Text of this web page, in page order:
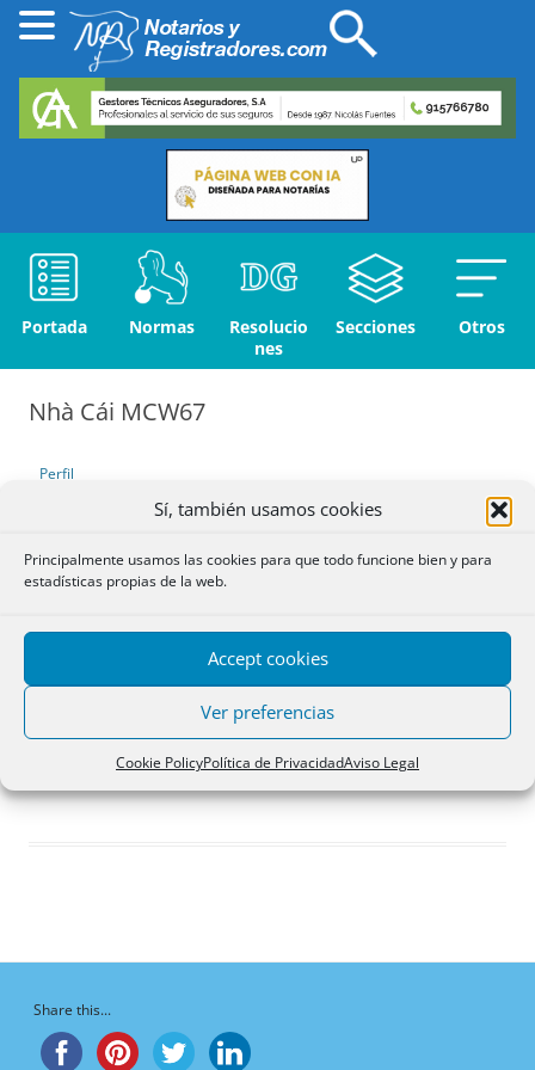
Sí, también usamos cookies
Principalmente usamos las cookies para que todo funcione bien y para
estadísticas propias de la web.
Accept cookies
Ver preferencias
Cookie PolicyPolítica de PrivacidadAviso Legal
Portada Normas
Resolucio
nes
Secciones Otros
Nhà Cái MCW67
Perfil
Debates iniciados
Respuestas creadas
Participaciones
Favoritos
iniciados
¡Vaya, no hay debates aquí!
Share this...